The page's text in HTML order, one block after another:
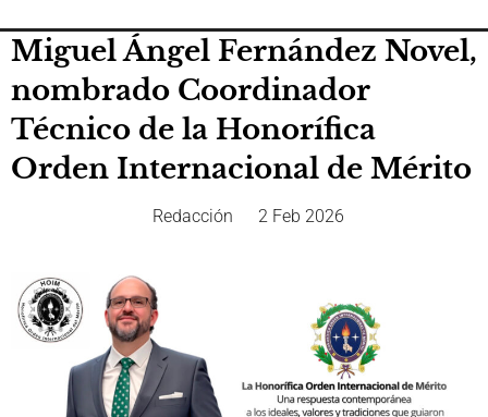
Miguel Ángel Fernández Novel,
nombrado Coordinador
Técnico de la Honorífica
Orden Internacional de Mérito
Redacción 2 Feb 2026